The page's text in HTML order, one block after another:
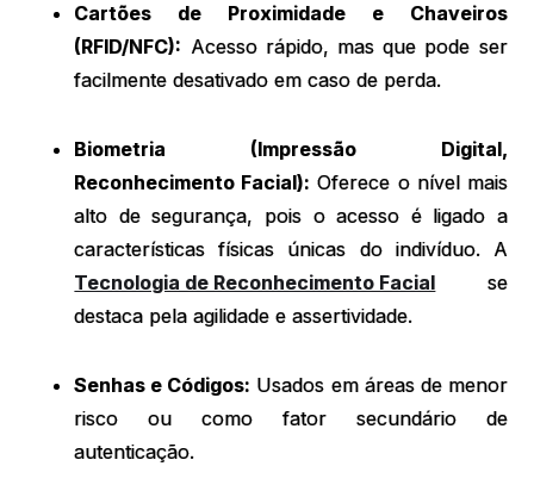
Cartões de Proximidade e Chaveiros
(RFID/NFC): Acesso rápido, mas que pode ser
facilmente desativado em caso de perda.
Biometria (Impressão Digital,
Reconhecimento Facial): Oferece o nível mais
alto de segurança, pois o acesso é ligado a
características físicas únicas do indivíduo. A
Tecnologia de Reconhecimento Facial se
destaca pela agilidade e assertividade.
Senhas e Códigos: Usados em áreas de menor
risco ou como fator secundário de
autenticação.